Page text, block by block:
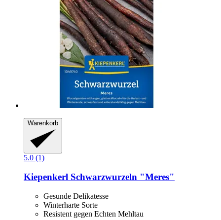
Warenkorb
5.0 (1)
Kiepenkerl Schwarzwurzeln "Meres"
Gesunde Delikatesse
Winterharte Sorte
Resistent gegen Echten Mehltau